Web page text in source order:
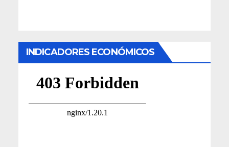
INDICADORES ECONÓMICOS